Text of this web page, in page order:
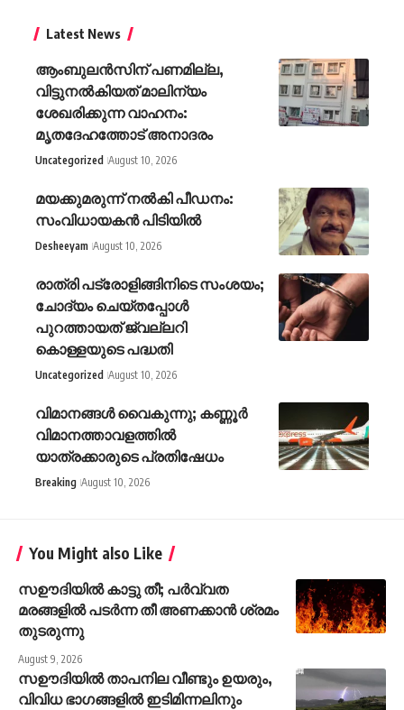
Latest News
ആംബുലൻസിന് പണമില്ല,
വിട്ടുനൽകിയത് മാലിന്യം
ശേഖരിക്കുന്ന വാഹനം:
മൃതദേഹത്തോട് അനാദരം
Uncategorized August 10, 2026
മയക്കുമരുന്ന് നൽകി പീഡനം:
സംവിധായകൻ പിടിയിൽ
Desheeyam August 10, 2026
രാത്രി പട്രോളിങ്ങിനിടെ സംശയം;
ചോദ്യം ചെയ്തപ്പോൾ
പുറത്തായത് ജ്വല്ലറി
കൊള്ളയുടെ പദ്ധതി
Uncategorized August 10, 2026
വിമാനങ്ങൾ വൈകുന്നു; കണ്ണൂർ
വിമാനത്താവളത്തിൽ
യാത്രക്കാരുടെ പ്രതിഷേധം
Breaking August 10, 2026
You Might also Like
സഊദിയിൽ കാട്ടു തീ; പർവ്വത
മരങ്ങളിൽ പടർന്ന തീ അണക്കാൻ ശ്രമം
തുടരുന്നു
August 9, 2026
സഊദിയിൽ താപനില വീണ്ടും ഉയരും,
വിവിധ ഭാഗങ്ങളിൽ ഇടിമിന്നലിനും